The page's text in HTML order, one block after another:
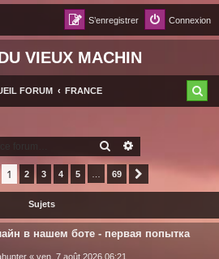
Connexion
S’enregistrer
VIEUX MACHIN
FORUM FRANCE
c
RECHERCHER
sur 69
1 2 3 4 5 69
Sujets
в нашем боте - первая попытка
« ven. 7 août 2026 06:21